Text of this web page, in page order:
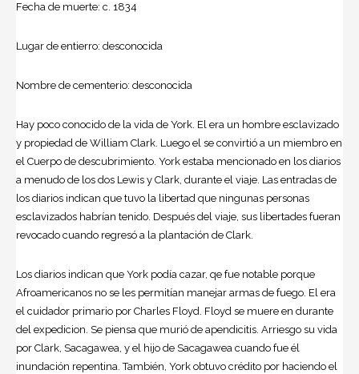
Fecha de muerte: c. 1834
Lugar de entierro: desconocida
Nombre de cementerio: desconocida
Hay poco conocido de la vida de York. El era un hombre esclavizado
y propiedad de William Clark. Luego el se convirtió a un miembro en
el Cuerpo de descubrimiento. York estaba mencionado en los diarios
a menudo de los dos Lewis y Clark, durante el viaje. Las entradas de
los diarios indican que tuvo la libertad que ningunas personas
esclavizados habrían tenido. Después del viaje, sus libertades fueran
revocado cuando regresó a la plantación de Clark.
Los diarios indican que York podía cazar, qe fue notable porque
Afroamericanos no se les permitían manejar armas de fuego. El era
el cuidador primario por Charles Floyd. Floyd se muere en durante
del expedicion. Se piensa que murió de apendicitis. Arriesgo su vida
por Clark, Sacagawea, y el hijo de Sacagawea cuando fue él
inundación repentina. También, York obtuvo crédito por haciendo el